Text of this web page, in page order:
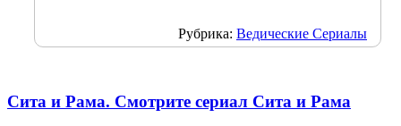
Рубрика: Ведические Сериалы
Сита и Рама. Смотрите сериал Сита и Рама